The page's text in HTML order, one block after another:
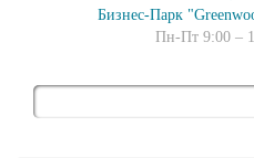
Бизнес-Парк
Пн-Пт 9:00 –